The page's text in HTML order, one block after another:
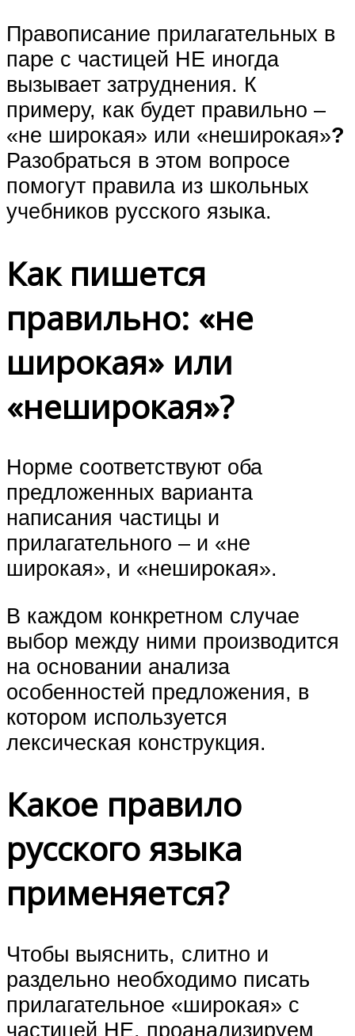
Правописание прилагательных в
паре с частицей НЕ иногда
вызывает затруднения. К
примеру, как будет правильно –
«не широкая» или «неширокая»?
Разобраться в этом вопросе
помогут правила из школьных
учебников русского языка.
Как пишется
правильно: «не
широкая» или
«неширокая»?
Норме соответствуют оба
предложенных варианта
написания частицы и
прилагательного – и «не
широкая», и «неширокая».
В каждом конкретном случае
выбор между ними производится
на основании анализа
особенностей предложения, в
котором используется
лексическая конструкция.
Какое правило
русского языка
применяется?
Чтобы выяснить, слитно и
раздельно необходимо писать
прилагательное «широкая» с
частицей НЕ, проанализируем